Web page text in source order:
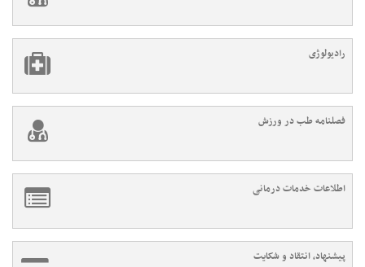
رادیولوژی
فصلنامه طب در ورزش
اطلاعات خدمات درمانی
پیشنهاد، انتقاد و شکایت